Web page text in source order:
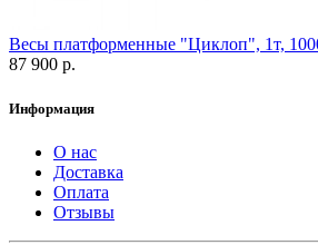
Весы платформенные "Циклоп", 1т,
87 900 р.
Информация
О нас
Доставка
Оплата
Отзывы